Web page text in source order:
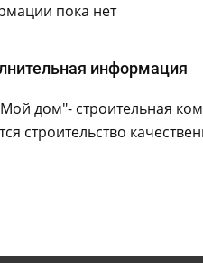
пока нет
информация
дом"- строительная
строительство